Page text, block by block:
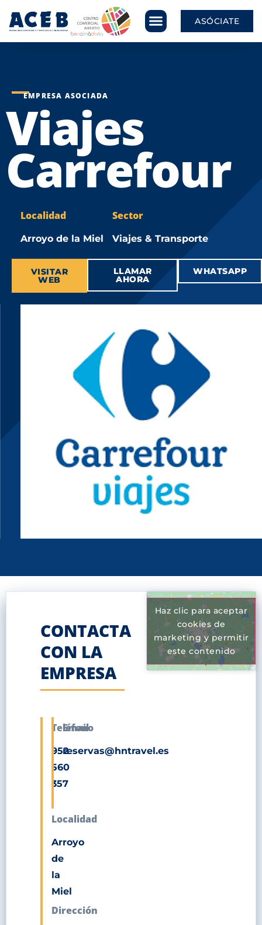
ASÓCIATE
EMPRESA ASOCIADA
Viajes
Carrefour
Localidad
Arroyo de la Miel
Sector
Viajes & Transporte
VISITAR
WEB
LLAMAR
AHORA
WHATSAPP
CONTACTA
CON LA
EMPRESA
Teléfono
952
560
357
Email
reservas@hntravel.es
Localidad
Arroyo
de
la
Miel
Dirección
Haz clic para aceptar
cookies de
marketing y permitir
este contenido